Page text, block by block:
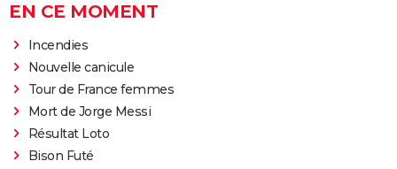
EN CE MOMENT
Incendies
Nouvelle canicule
Tour de France femmes
Mort de Jorge Messi
Résultat Loto
Bison Futé